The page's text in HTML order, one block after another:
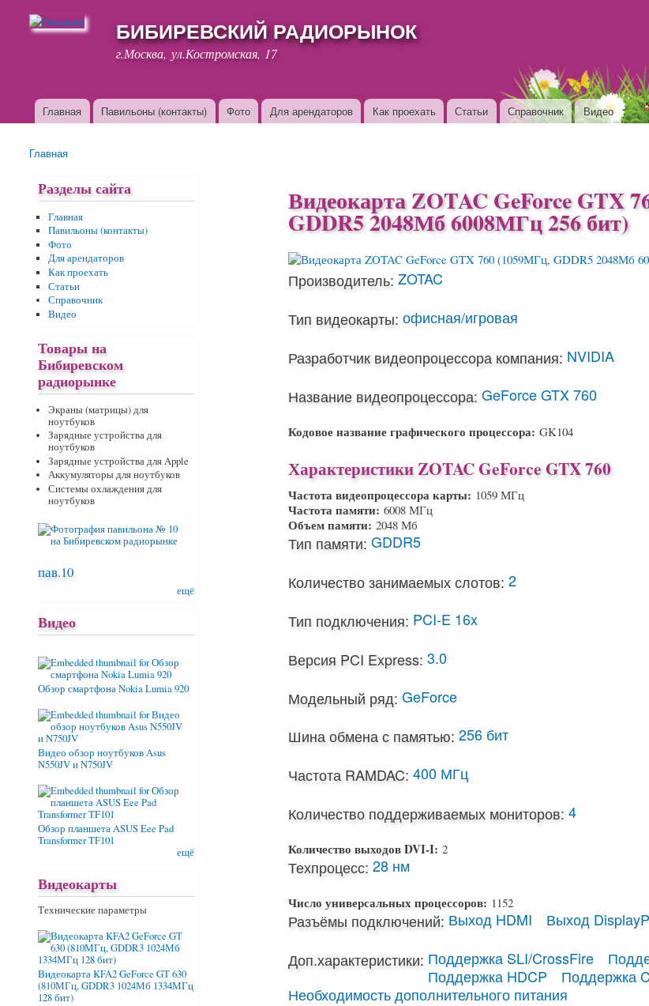
БИБИРЕВСКИЙ РАДИОРЫНОК
г.Москва, ул.Костромская, 17
Основные ссылки
Главная Павильоны (контакты) Фото Для арендаторов Как проехать Статьи Справочник Видео
Вы здесь
Главная
Видеокарта ZOTAC GeForce GTX
GDDR5 2048Мб 6008МГц 256 бит)
Производитель: ZOTAC
Тип видеокарты: офисная/игровая
Разработчик видеопроцессора компания: NVIDIA
Название видеопроцессора: GeForce GTX 760
Кодовое название графического процессора: GK104
Характеристики ZOTAC GeForce GTX 760
Частота видеопроцессора карты: 1059 МГц
Частота памяти: 6008 МГц
Объем памяти: 2048 Мб
Тип памяти: GDDR5
Количество занимаемых слотов: 2
Тип подключения: PCI-E 16x
Версия PCI Express: 3.0
Модельный ряд: GeForce
Шина обмена с памятью: 256 бит
Частота RAMDAC: 400 МГц
Количество поддерживаемых мониторов: 4
Количество выходов DVI-I: 2
Техпроцесс: 28 нм
Число универсальных процессоров: 1152
Разъёмы подключений: Выход HDMI
Выход
Доп.характеристики: Поддержка SLI/CrossFire
Поддержка HDCP
Поддержка
Необходимость дополнительного питания
Разделы сайта
Главная
Павильоны (контакты)
Фото
Для арендаторов
Как проехать
Статьи
Справочник
Видео
Товары на
Бибиревском
радиорынке
Экраны (матрицы) для
ноутбуков
Зарядные устройства для
ноутбуков
Зарядные устройства для Apple
Аккумуляторы для ноутбуков
Системы охлаждения для
ноутбуков
пав.10
ещё
Видео
Обзор смартфона Nokia Lumia 920
Видео обзор ноутбуков Asus
N550JV и N750JV
Обзор планшета ASUS Eee Pad
Transformer TF101
ещё
Видеокарты
Технические параметры
Видеокарта KFA2 GeForce GT 630
(810МГц, GDDR3 1024Мб 1334МГц
128 бит)